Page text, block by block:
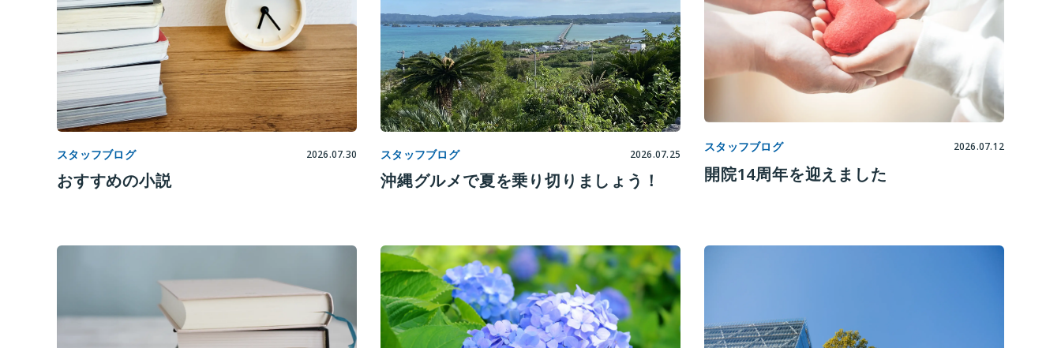
スタッフブログ 2026.07.30
おすすめの小説
スタッフブログ 2026.07.25
沖縄グルメで夏を乗り切りましょう！
スタッフブログ 2026.07.12
開院14周年を迎えました